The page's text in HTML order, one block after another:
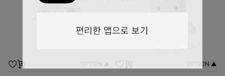
OPTION ▲ OPTION ▲